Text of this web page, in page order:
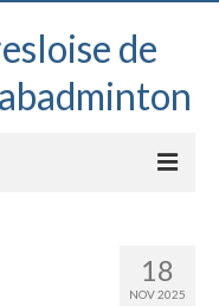
18
NOV 2025